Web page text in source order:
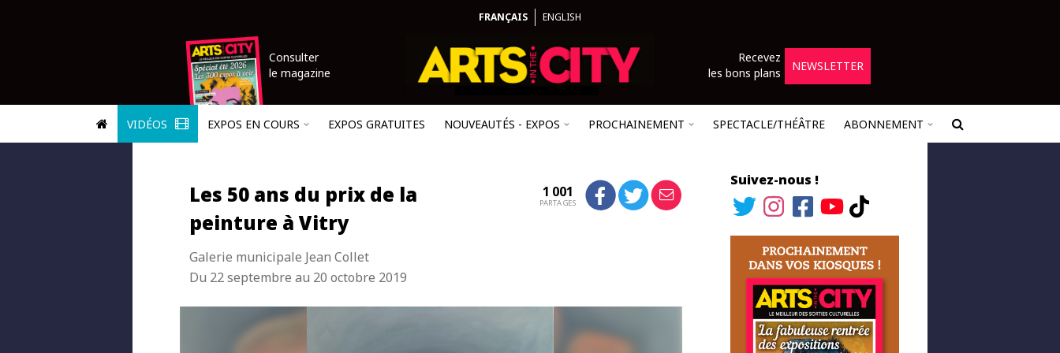
FRANÇAIS ENGLISH
Consulter
le magazine
Recevez
les bons plans
NEWSLETTER
VIDÉOS EXPOS EN COURS EXPOS GRATUITES NOUVEAUTÉS - EXPOS PROCHAINEMENT SPECTACLE/THÉÂTRE ABONNEMENT
Les 50 ans du prix de la
peinture à Vitry
Galerie municipale Jean Collet
Du 22 septembre au 20 octobre 2019
1 001
PARTAGES
Suivez-nous !